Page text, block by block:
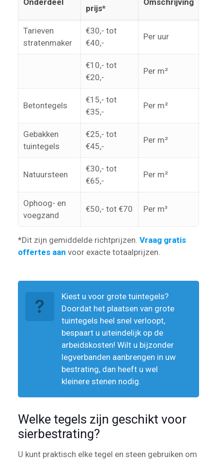
Onderdeel
prijs*
Omschrijving
Tarieven
stratenmaker
€30,- tot
€40,-
Per uur
€10,- tot
€20,-
Per m²
Betontegels
€15,- tot
€35,-
Per m²
Gebakken
tuintegels
€25,- tot
€45,-
Per m²
Natuursteen
€30,- tot
€65,-
Per m²
Ophoog- en
voegzand
€50,- tot €70 Per m³
*Dit zijn gemiddelde richtprijzen. Vraag gratis
offertes aan voor exacte totaalprijzen.
Kiest u voor grote tuintegels?
Doordat het plaatsen van grote
tuintegels heel snel verloopt,
bespaart u uiteindelijk op de
arbeidskosten! Wilt u bijzonder
legverbanden aanbrengen in uw
bestrating, dan heeft u wel
kleinere stenen nodig.
Welke tegels zijn geschikt voor
sierbestrating?
U kunt praktisch elke tegel en steen gebruiken om